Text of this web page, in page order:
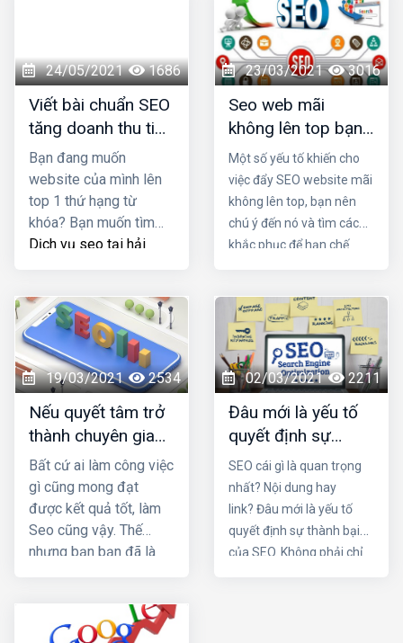
cao nhất cho doanh
nghiệp bạn.
kiếm thời kỳ COVID
ảnh hưởng tới SEO
như thế nào?
24/05/2021 1686
Viết bài chuẩn SEO
tăng doanh thu tiết
kiệm chi phí quảng
cáo
Bạn đang muốn
website của mình lên
top 1 thứ hạng từ
khóa? Bạn muốn tìm
Dịch vụ seo tại hải
tăng doanh thu sản
phẩm và tiết kiệm chi
phí quảng cáo? Đọc
ngay bài viết dưới đây
23/03/2021 3016
Seo web mãi
không lên top bạn
có biết lý do là gì
không?
Một số yếu tố khiến cho
việc đẩy SEO website mãi
không lên top, bạn nên
chú ý đến nó và tìm cách
khắc phục để hạn chế
bài viết này Đơn vị seo ở
hải phòng sẽ mách bạn lý
do tại sao seo mãi không
lên top nhé!
19/03/2021 2534
Nếu quyết tâm trở
thành chuyên gia
seo, cần những
thói quen nào?
Bất cứ ai làm công việc
gì cũng mong đạt
được kết quả tốt, làm
Seo cũng vậy. Thế
nhưng bạn bạn đã là
bị các đối thủ vượt
mặt. Vậy làm sao để
02/03/2021 2211
Đâu mới là yếu tố
quyết định sự
thành bại của SEO
SEO cái gì là quan trọng
nhất? Nội dung hay
link? Đâu mới là yếu tố
quyết định sự thành bại
của SEO. Không phải chỉ